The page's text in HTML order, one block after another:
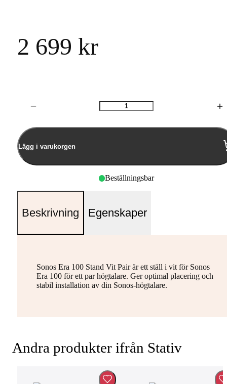
2 699 kr
Antal
Lägg i varukorgen
Beställningsbar
Beskrivning Egenskaper
Sonos Era 100 Stand Vit Pair är ett ställ i vit för Sonos
Era 100 för ett par högtalare. Ger optimal placering och
stabil installation av din Sonos-högtalare.
Andra produkter ifrån Stativ